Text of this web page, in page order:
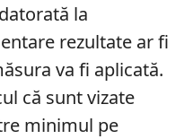
la
rezultate ar fi
va fi aplicată.
că sunt vizate
minimul pe